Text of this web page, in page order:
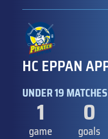
HC EPPAN
UNDER 19
1
game
0
goals